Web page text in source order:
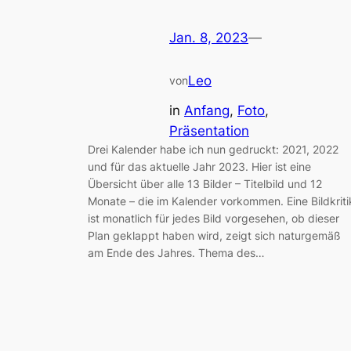
Jan. 8, 2023—
vonLeo
in Anfang, Foto
Präsentation
Drei Kalender habe ich nun gedruckt: 2021, 2022
und für das aktuelle Jahr 2023. Hier ist eine
Übersicht über alle 13 Bilder – Titelbild und 12
Monate – die im Kalender vorkommen. Eine
ist monatlich für jedes Bild vorgesehen, ob dieser
Plan geklappt haben wird, zeigt sich naturgemäß
am Ende des Jahres. Thema des…